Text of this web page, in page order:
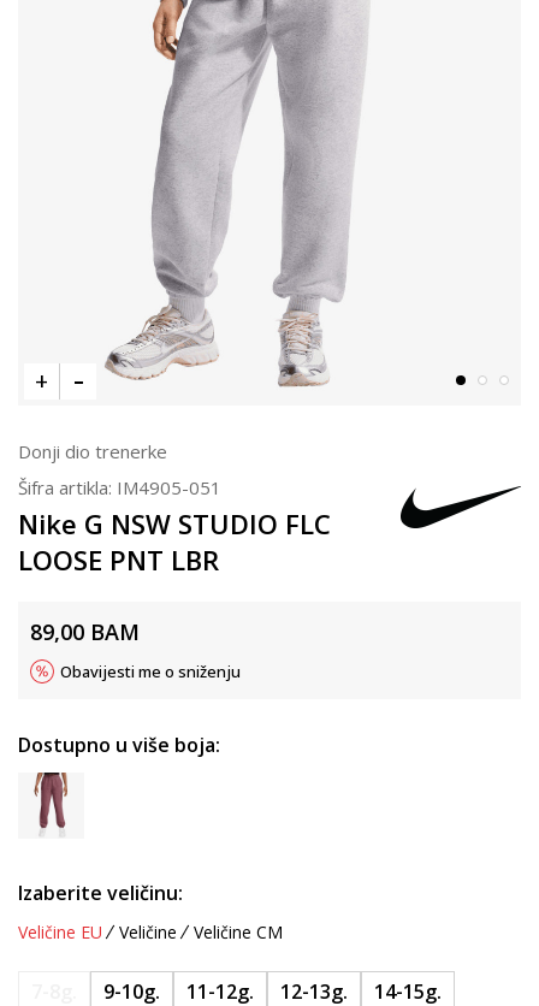
Donji dio trenerke
Šifra artikla: IM4905-051
Nike G NSW STUDIO FLC
LOOSE PNT LBR
89,00 BAM
Obavijesti me o sniženju
Dostupno u više boja:
Izaberite veličinu:
Veličine EU Veličine Veličine CM
9-10g. 11-12g. 12-13g. 14-15g.